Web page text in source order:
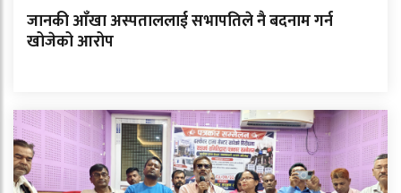
जानकी आँखा अस्पताललाई सभापतिले नै बदनाम गर्न
खोजेको आरोप